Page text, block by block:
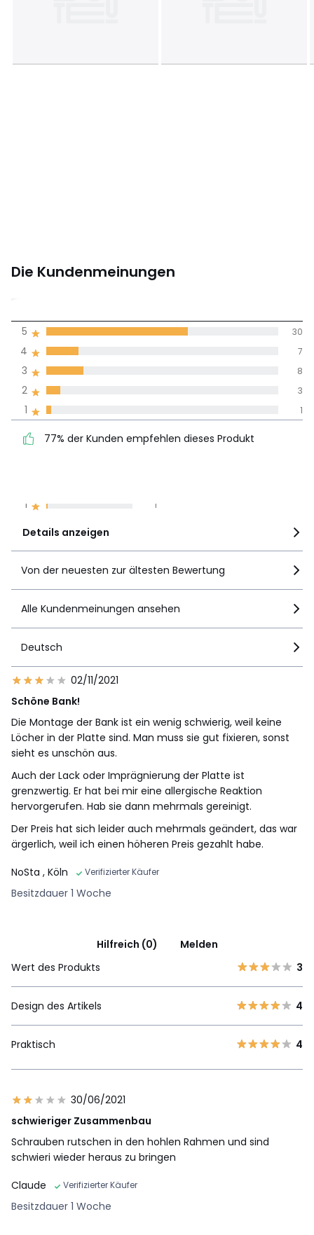
Die Kundenmeinungen
4,3
1 1
4 7
77% der Kunden
empfehlen dieses Produkt
Details anzeigen
1 1
2 3
3 8
4 7
5 30
77% der Kunden empfehlen dieses Produkt
Von der neuesten zur ältesten Bewertung
Alle Kundenmeinungen ansehen
Deutsch
02/11/2021
Schöne Bank!
Die Montage der Bank ist ein wenig schwierig, weil keine
Löcher in der Platte sind. Man muss sie gut fixieren, sonst
sieht es unschön aus.
Auch der Lack oder Imprägnierung der Platte ist
grenzwertig. Er hat bei mir eine allergische Reaktion
hervorgerufen. Hab sie dann mehrmals gereinigt.
Der Preis hat sich leider auch mehrmals geändert, das war
ärgerlich, weil ich einen höheren Preis gezahlt habe.
NoSta , Köln Verifizierter Käufer
Besitzdauer 1 Woche
Hilfreich (0)
Melden
Wert des Produkts
3
Design des Artikels 4
Praktisch 4
30/06/2021
schwieriger Zusammenbau
Schrauben rutschen in den hohlen Rahmen und sind
schwieri wieder heraus zu bringen
Claude
Verifizierter Käufer
Besitzdauer 1 Woche